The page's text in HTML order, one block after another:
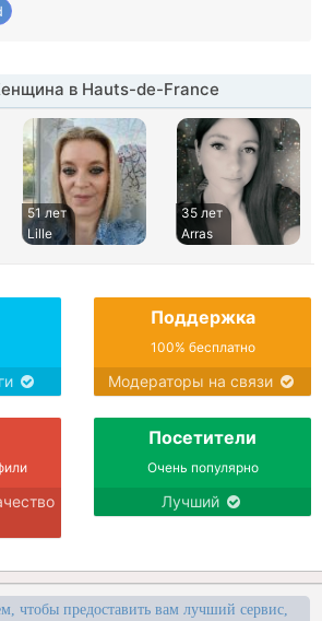
в Hauts-de-France
51 лет
Lille
35 лет
Arras
Поддержка
100% бесплатно
Модераторы на связи
Посетители
Очень популярно
Лучший
чтобы предоставить вам лучший сервис,